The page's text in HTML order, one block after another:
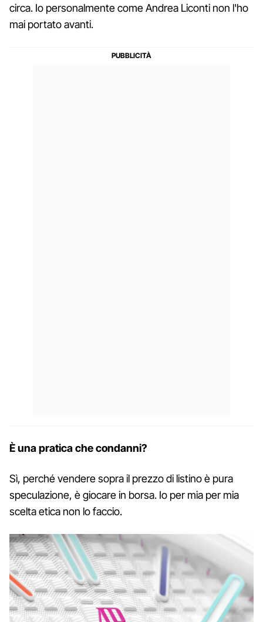
circa. Io personalmente come Andrea Liconti non l'ho
mai portato avanti.
È una pratica che condanni?
Sì, perché vendere sopra il prezzo di listino è pura
speculazione, è giocare in borsa. Io per mia per mia
scelta etica non lo faccio.